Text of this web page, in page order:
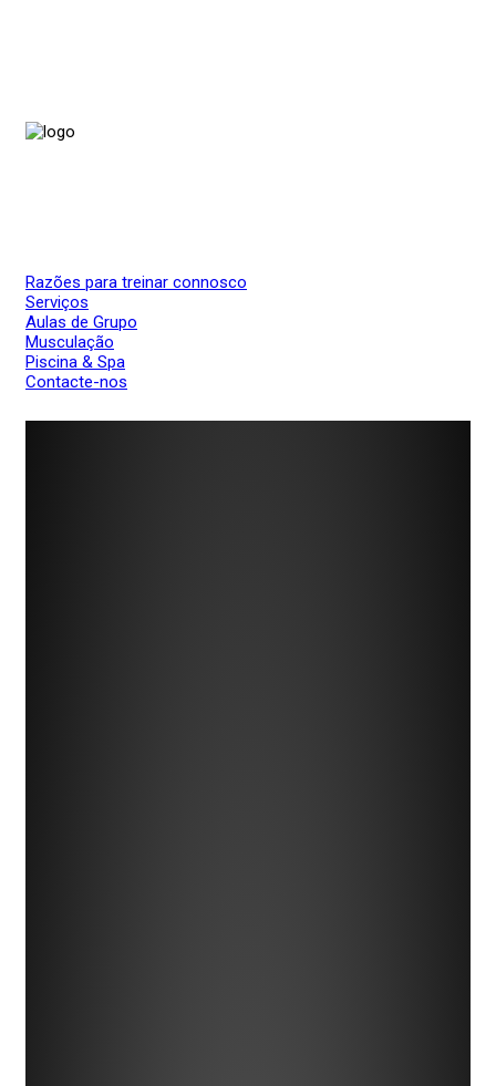
Razões para treinar connosco
Serviços
Aulas de Grupo
Musculação
Piscina & Spa
Contacte-nos